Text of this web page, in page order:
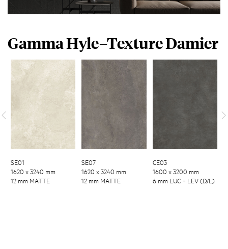
Gamma Hyle–Texture Damier
SE01
1620 x 3240 mm
12 mm MATTE
SE07
1620 x 3240 mm
12 mm MATTE
CE03
1600 x 3200 mm
6 mm LUC + LEV (D/L)